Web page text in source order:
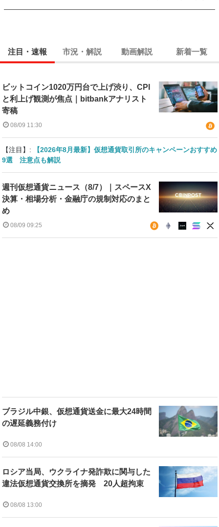
注目・速報 市況・解説 動画解説 新着一覧
ビットコイン1020万円台で上げ渋り、CPI
と利上げ観測が焦点｜bitbankアナリスト
寄稿
08/09 11:30
【注目】:
【2026年8月最新】仮想通貨取引所のキャンペーンおすすめ
9選 注意点も解説
週刊仮想通貨ニュース（8/7）｜スペースX
決算・相場分析・金融庁の規制対応のまと
め
08/09 09:25
ブラジル中銀、仮想通貨送金に最大24時間
の遅延義務付け
08/08 14:00
ロシア当局、ウクライナ発詐欺に関与した
違法仮想通貨交換所を摘発 20人超拘束
08/08 13:00